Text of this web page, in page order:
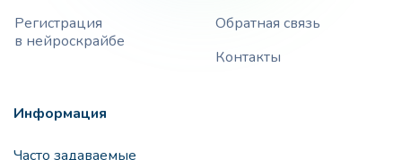
Регистрация
в нейроскрайбе
Обратная связь
Контакты
Информация
Часто задаваемые